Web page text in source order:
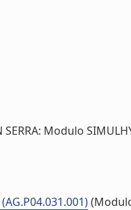
SERRA: Modulo